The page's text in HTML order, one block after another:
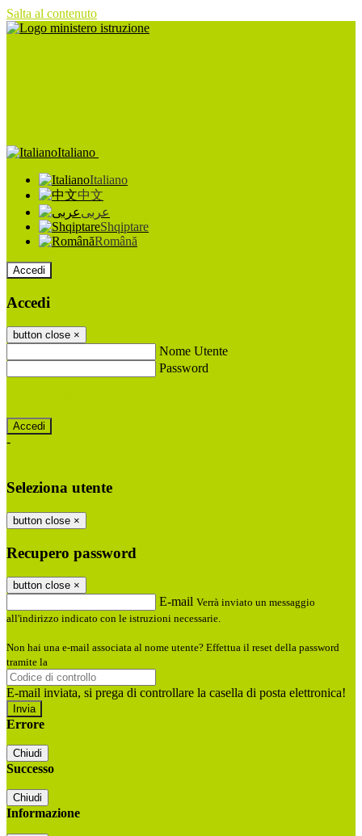
Salta al contenuto
Italiano
Italiano
中文
عربى
Shqiptare
Română
Accedi
Accedi
button close ×
Nome Utente
Password
-
Seleziona utente
button close ×
Recupero password
button close ×
E-mail Verrà inviato un messaggio
all'indirizzo indicato con le istruzioni necessarie.
Non hai una e-mail associata al nome utente? Effettua il reset della password
tramite la
E-mail inviata, si prega di controllare la casella di posta elettronica!
Errore
Chiudi
Successo
Chiudi
Informazione